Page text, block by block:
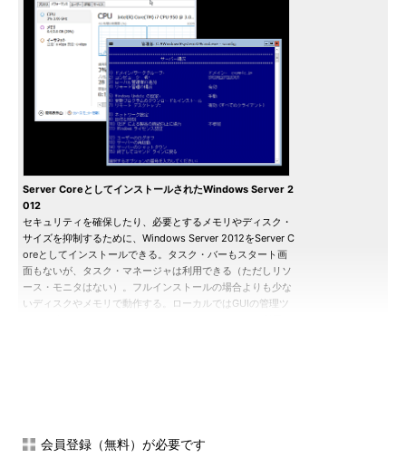
Server CoreとしてインストールされたWindows Server 2
012
セキュリティを確保したり、必要とするメモリやディスク・
サイズを抑制するために、Windows Server 2012をServer C
oreとしてインストールできる。タスク・バーもスタート画
面もないが、タスク・マネージャは利用できる（ただしリソ
ース・モニタはない）。フルインストールの場合よりも少な
いディスクやメモリで動作する。ローカルではGUIの管理ツ
の途中で相互に切り替えできるようになった。以前は、インスト
会員登録（無料）が必要です